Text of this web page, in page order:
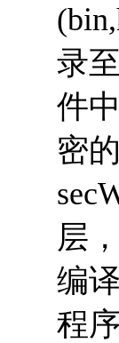
录
件
密
层
编
程